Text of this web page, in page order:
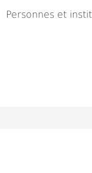
Personnes et